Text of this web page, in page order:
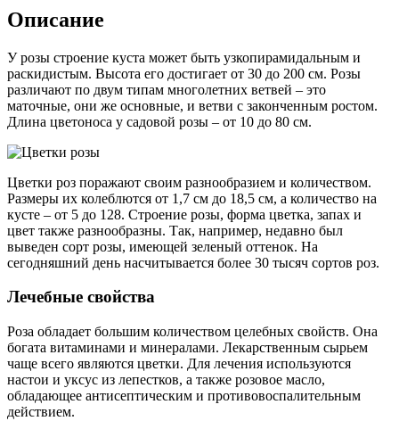
Описание
У розы строение куста может быть узкопирамидальным и
раскидистым. Высота его достигает от 30 до 200 см. Розы
различают по двум типам многолетних ветвей – это
маточные, они же основные, и ветви с законченным ростом.
Длина цветоноса у садовой розы – от 10 до 80 см.
Цветки роз поражают своим разнообразием и количеством.
Размеры их колеблются от 1,7 см до 18,5 см, а количество на
кусте – от 5 до 128. Строение розы, форма цветка, запах и
цвет также разнообразны. Так, например, недавно был
выведен сорт розы, имеющей зеленый оттенок. На
сегодняшний день насчитывается более 30 тысяч сортов роз.
Лечебные свойства
Роза обладает большим количеством целебных свойств. Она
богата витаминами и минералами. Лекарственным сырьем
чаще всего являются цветки. Для лечения используются
настои и уксус из лепестков, а также розовое масло,
обладающее антисептическим и противовоспалительным
действием.